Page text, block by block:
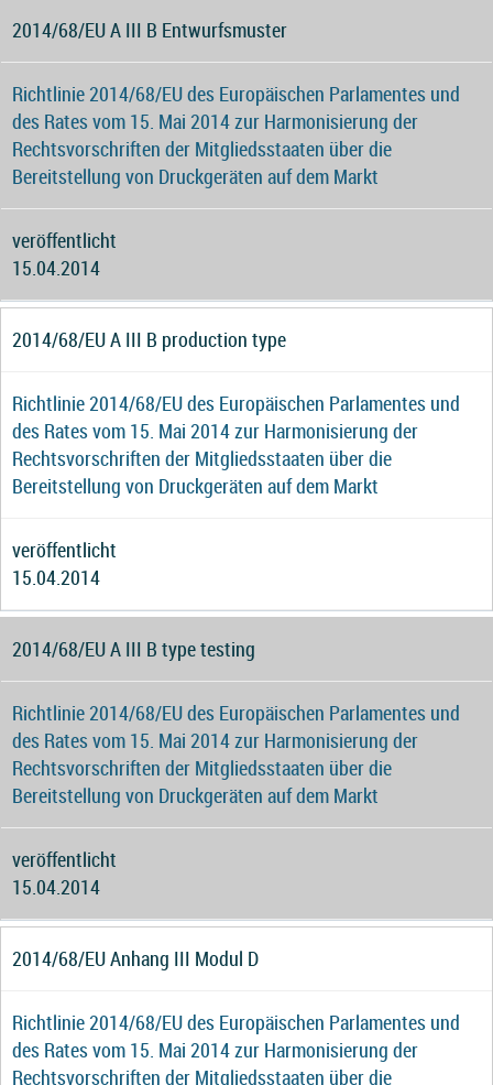
2014/68/EU A III B Entwurfsmuster
Richtlinie 2014/68/EU des Europäischen Parlamentes und
des Rates vom 15. Mai 2014 zur Harmonisierung der
Rechtsvorschriften der Mitgliedsstaaten über die
Bereitstellung von Druckgeräten auf dem Markt
veröffentlicht
15.04.2014
2014/68/EU A III B production type
Richtlinie 2014/68/EU des Europäischen Parlamentes und
des Rates vom 15. Mai 2014 zur Harmonisierung der
Rechtsvorschriften der Mitgliedsstaaten über die
Bereitstellung von Druckgeräten auf dem Markt
veröffentlicht
15.04.2014
2014/68/EU A III B type testing
Richtlinie 2014/68/EU des Europäischen Parlamentes und
des Rates vom 15. Mai 2014 zur Harmonisierung der
Rechtsvorschriften der Mitgliedsstaaten über die
Bereitstellung von Druckgeräten auf dem Markt
veröffentlicht
15.04.2014
2014/68/EU Anhang III Modul D
Richtlinie 2014/68/EU des Europäischen Parlamentes und
des Rates vom 15. Mai 2014 zur Harmonisierung der
Rechtsvorschriften der Mitgliedsstaaten über die